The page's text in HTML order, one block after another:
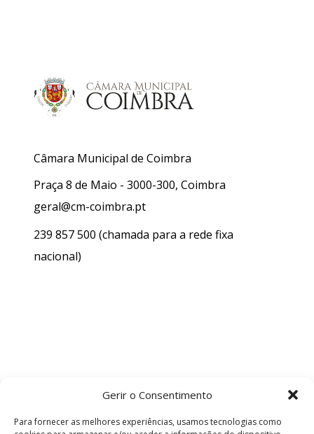
Gerir o Consentimento
Para fornecer as melhores experiências, usamos tecnologias como
Câmara Municipal de Coimbra
Praça 8 de Maio - 3000-300, Coimbra
geral@cm-coimbra.pt
239 857 500 (chamada para a rede fixa
nacional)